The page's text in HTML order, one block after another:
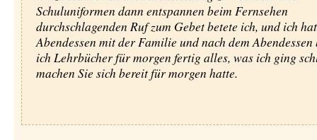
Schuluniformen dann entspannen beim Fernsehen
durchschlagenden Ruf zum Gebet betete ich, und ich
Abendessen mit der Familie und nach dem Abendessen
ich Lehrbücher für morgen fertig alles, was ich ging
machen Sie sich bereit für morgen hatte.